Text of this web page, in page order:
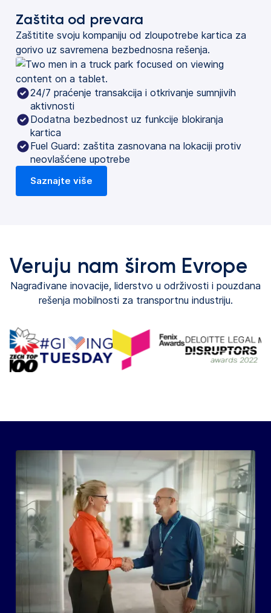
Zaštita od prevara
Zaštitite svoju kompaniju od zloupotrebe kartica za
gorivo uz savremena bezbednosna rešenja.
24/7 praćenje transakcija i otkrivanje sumnjivih
aktivnosti
Dodatna bezbednost uz funkcije blokiranja
kartica
Fuel Guard: zaštita zasnovana na lokaciji protiv
neovlašćene upotrebe
Saznajte više
Veruju nam širom Evrope
Nagrađivane inovacije, liderstvo u održivosti i pouzdana
rešenja mobilnosti za transportnu industriju.